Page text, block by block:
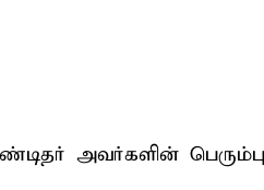
அவர்களின்